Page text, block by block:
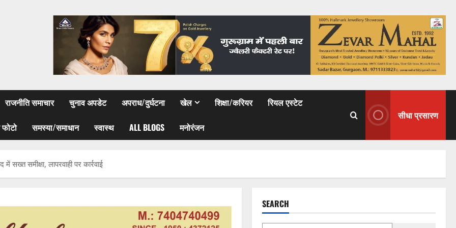
राजनीति समाचार चुनाव अपडेट अपराध/दुर्घटना खेल शिक्षा/करियर रियल एस्टेट
समस्या/समाधान स्वास्थ ALL BLOGS मनोरंजन
सीधा प्रसारण
सख्त समीक्षा, लापरवाही पर कार्रवाई
SEARCH